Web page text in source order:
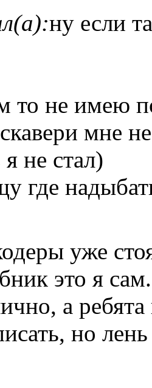
ну если
то не имею
мне
не стал)
где
уже
это я
а
но